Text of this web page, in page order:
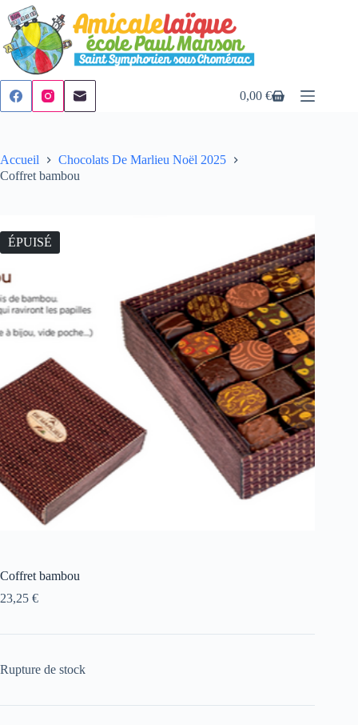
Passer
au
contenu
Panier
0,00€
Accueil
Chocolats De Marlieu Noël 2025
Coffret bambou
ÉPUISÉ
Coffret bambou
23,25 €
Rupture de stock